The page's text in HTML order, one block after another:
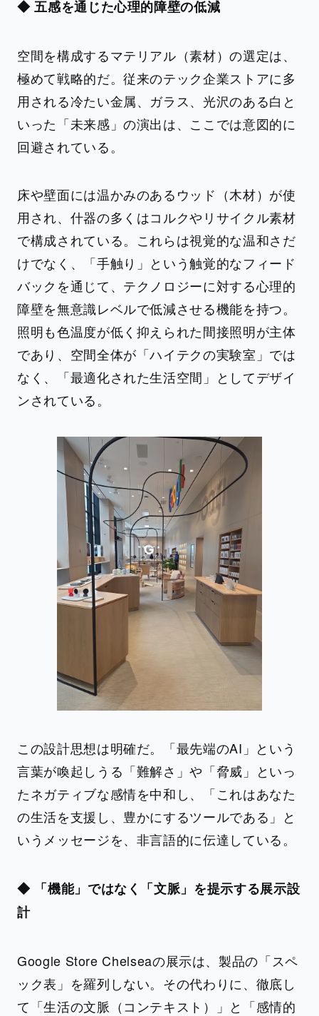
◆ 五感を通じた心理的障壁の低減
空間を構成するマテリアル（素材）の選定は、
極めて戦略的だ。従来のテック企業ストアに多
用される冷たい金属、ガラス、光沢のある白と
いった「未来感」の演出は、ここでは意図的に
回避されている。
床や壁面には温かみのあるウッド（木材）が使
用され、什器の多くはコルクやリサイクル素材
で構成されている。これらは視覚的な温和さだ
けでなく、「手触り」という触覚的なフィード
バックを通じて、テクノロジーに対する心理的
障壁を無意識レベルで低減させる機能を持つ。
照明も色温度が低く抑えられた間接照明が主体
であり、空間全体が「ハイテクの実験室」では
なく、「最適化された生活空間」としてデザイ
ンされている。
この設計思想は明確だ。「最先端のAI」という
言葉が喚起しうる「難解さ」や「脅威」といっ
たネガティブな感情を中和し、「これはあなた
の生活を支援し、豊かにするツールである」と
いうメッセージを、非言語的に伝達している。
◆ 「機能」ではなく「文脈」を提示する展示設
計
Google Store Chelseaの展示は、製品の「スペ
ック表」を羅列しない。その代わりに、徹底し
て「生活の文脈（コンテキスト）」と「感情的